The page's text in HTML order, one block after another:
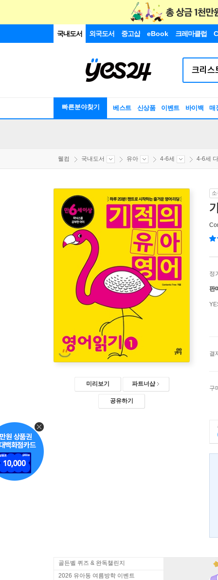
국내도서 외국도서 중고샵 eBook 크레마클럽
빠른분야찾기 베스트 신상품 이벤트 바이백 매
웰컴 국내도서 유아 4-6세 4-6세
미리보기 파트너샵
공유하기
정
판
결
구
골든벨 퀴즈 & 완독챌린지
2026 유아동 여름방학 이벤트